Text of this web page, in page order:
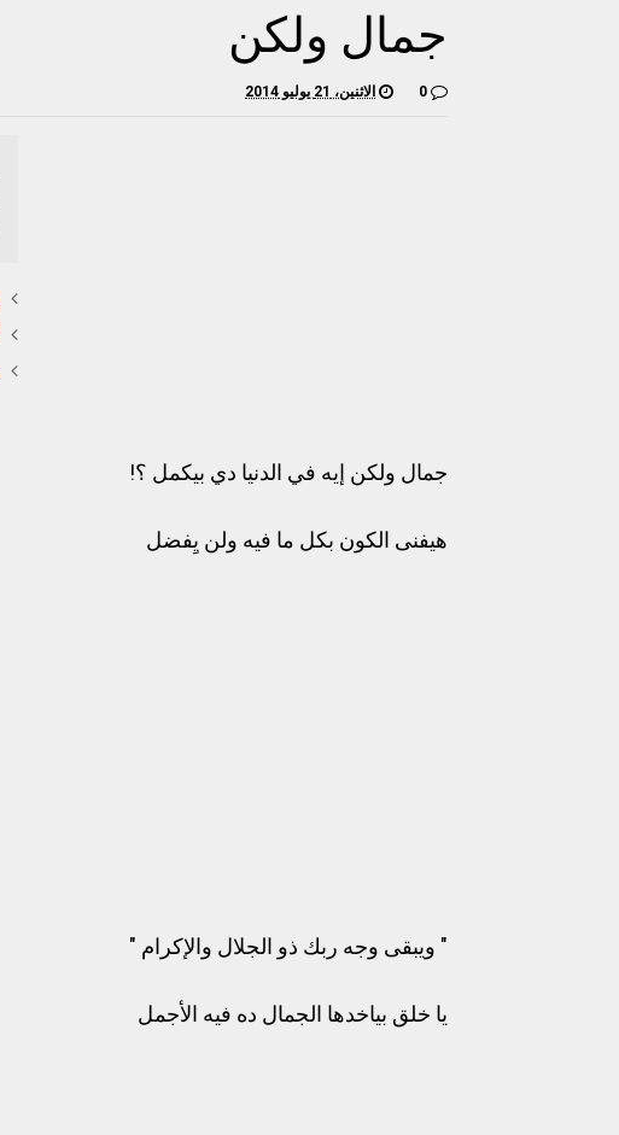
جمال ولكن
الاثنين، 21 يوليو 2014
جمال ولكن إيه في الدنيا دي بيكمل ؟!
هيفنى الكون بكل ما فيه ولن يِفضل
" ويبقى وجه ربك ذو الجلال والإكرام "
يا خلق بياخدها الجمال ده فيه الأجمل